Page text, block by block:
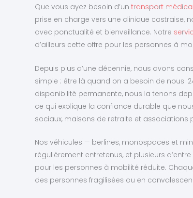
Que vous ayez besoin d’un transport
prise en charge vers une clinique castraise,
avec ponctualité et bienveillance. Notre
d’ailleurs cette offre pour les personnes à
Depuis plus d’une décennie, nous avons
simple : être là quand on a besoin de nous.
disponibilité permanente, nous la tenons
ce qui explique la confiance durable que
sociaux, maisons de retraite et associations
Nos véhicules — berlines, monospaces et
régulièrement entretenus, et plusieurs
pour les personnes à mobilité réduite.
des personnes fragilisées ou en